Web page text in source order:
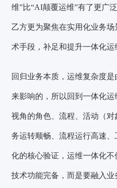
维”比“AI颠覆运维”有了更广
乙方更为聚焦在实用化业务
术手段，补足和提升一体化运
回归业务本质，运维复杂度
来影响的，所以回到一体化运
视角的角色、流程、活动（
务运转顺畅、流程运行高速
化的核心验证 ，运维一体化
技术功能完备，而是要融入